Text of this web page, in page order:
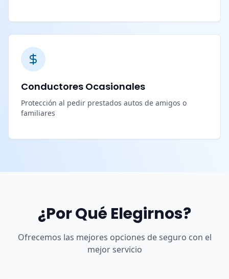
Conductores Ocasionales
Protección al pedir prestados autos de amigos o
familiares
¿Por Qué Elegirnos?
Ofrecemos las mejores opciones de seguro con el
mejor servicio